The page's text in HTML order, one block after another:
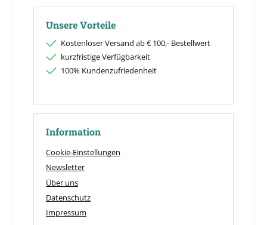
Unsere Vorteile
Kostenloser Versand ab € 100,- Bestellwert
kurzfristige Verfügbarkeit
100% Kundenzufriedenheit
Information
Cookie-Einstellungen
Newsletter
Über uns
Datenschutz
Impressum